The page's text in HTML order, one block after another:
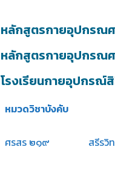
หลักสูตรกายอุปกรณ
หลักสูตรกายอุปกรณ
โรงเรียนกายอุปกรณ์
หมวดวิชาบังคับ
ศรสร ๒๑๙ สรีรวิ